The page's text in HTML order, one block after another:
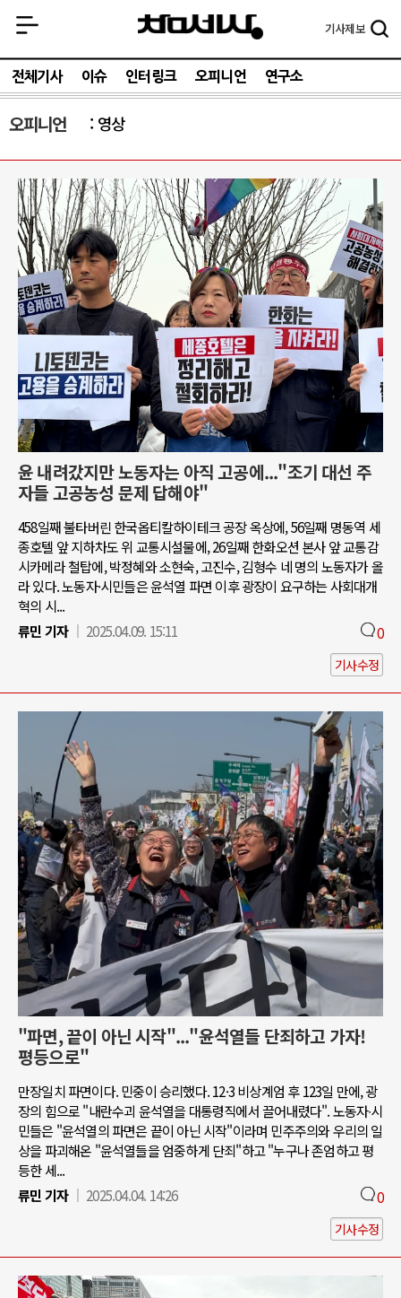
기사제보
전체기사 이슈 인터링크 오피니언 연구소
오피니언 영상
윤 내려갔지만 노동자는 아직 고공에..."조기 대선 주
자들 고공농성 문제 답해야"
458일째 불타버린 한국옵티칼하이테크 공장 옥상에, 56일째 명동역 세
종호텔 앞 지하차도 위 교통시설물에, 26일째 한화오션 본사 앞 교통감
시카메라 철탑에, 박정혜와 소현숙, 고진수, 김형수 네 명의 노동자가 올
라 있다. 노동자·시민들은 윤석열 파면 이후 광장이 요구하는 사회대개
혁의 시...
류민 기자
2025.04.09. 15:11 0
기사수정
"파면, 끝이 아닌 시작"..."윤석열들 단죄하고 가자!
평등으로"
만장일치 파면이다. 민중이 승리했다. 12·3 비상계엄 후 123일 만에, 광
장의 힘으로 "내란수괴 윤석열을 대통령직에서 끌어내렸다". 노동자∙시
민들은 "윤석열의 파면은 끝이 아닌 시작"이라며 민주주의와 우리의 일
상을 파괴해온 "윤석열들을 엄중하게 단죄"하고 "누구나 존엄하고 평
등한 세...
류민 기자
2025.04.04. 14:26 0
기사수정